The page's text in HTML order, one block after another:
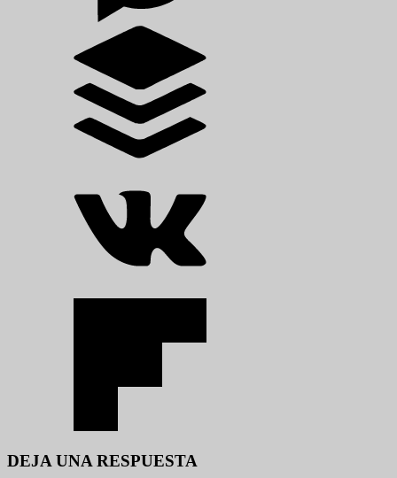
DEJA UNA RESPUESTA